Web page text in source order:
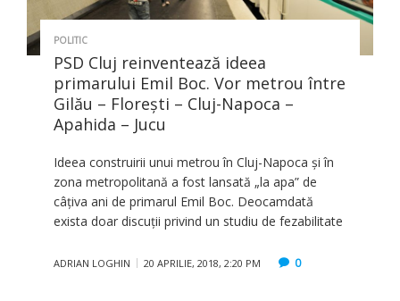
POLITIC
PSD Cluj reinventează ideea
primarului Emil Boc. Vor metrou între
Gilău – Florești – Cluj-Napoca –
Apahida – Jucu
Ideea construirii unui metrou în Cluj-Napoca şi în
zona metropolitană a fost lansată „la apa” de
câţiva ani de primarul Emil Boc. Deocamdată
exista doar discuţii privind un studiu de fezabilitate
ADRIAN LOGHIN 20 APRILIE, 2018, 2:20 PM 0